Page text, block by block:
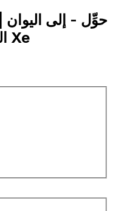
الرينمنبي الصيني | إكس إي Xe